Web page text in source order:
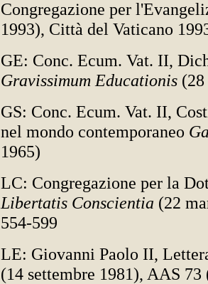
Congregazione per
1993), Città del Vaticano
GE: Conc. Ecum. Vat. II,
Gravissimum Educationis
GS: Conc. Ecum. Vat. II,
nel mondo contemporaneo
1965)
LC: Congregazione per la
Libertatis Conscientia (22
554-599
LE: Giovanni Paolo II,
(14 settembre 1981), AAS